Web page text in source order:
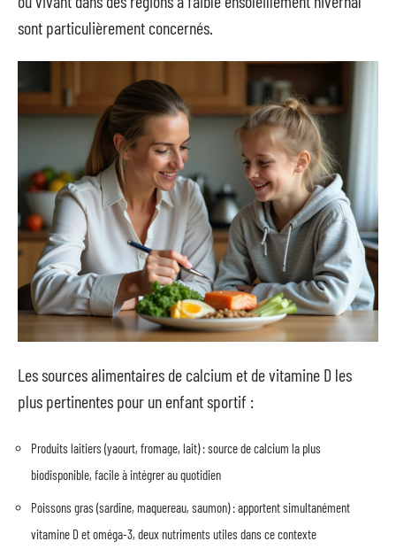
sont particulièrement concernés.
Les sources alimentaires de calcium et de vitamine D les
plus pertinentes pour un enfant sportif :
Produits laitiers (yaourt, fromage, lait) : source de calcium la plus
biodisponible, facile à intégrer au quotidien
Poissons gras (sardine, maquereau, saumon) : apportent simultanément
vitamine D et oméga-3, deux nutriments utiles dans ce contexte